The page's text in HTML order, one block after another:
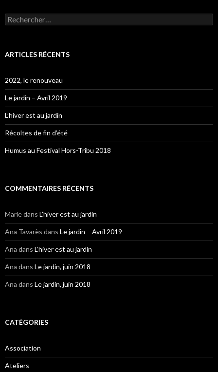
Rechercher :
ARTICLES RÉCENTS
2022, le renouveau
Le jardin – Avril 2019
L’hiver est au jardin
Récoltes de fin d’été
Humus au Festival Hors-Tribu 2018
COMMENTAIRES RÉCENTS
Mariedans L’hiver est au jardin
Ana Tavarès dans Le jardin – Avril 2019
Ana dans L’hiver est au jardin
Ana dans Le jardin, juin 2018
Ana dans Le jardin, juin 2018
CATÉGORIES
Association
Ateliers